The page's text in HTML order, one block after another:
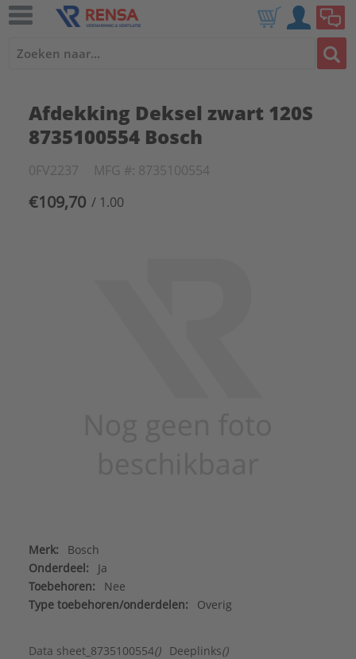
Afdekking Deksel zwart 120S
8735100554 Bosch
0FV2237 MFG #: 8735100554
€109,70 / 1.00
Merk:
Bosch
Onderdeel:
Ja
Toebehoren:
Nee
Type toebehoren/onderdelen:
Overig
Data sheet_8735100554() Deeplinks()